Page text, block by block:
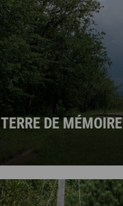
TERRE DE MÉMOIRE